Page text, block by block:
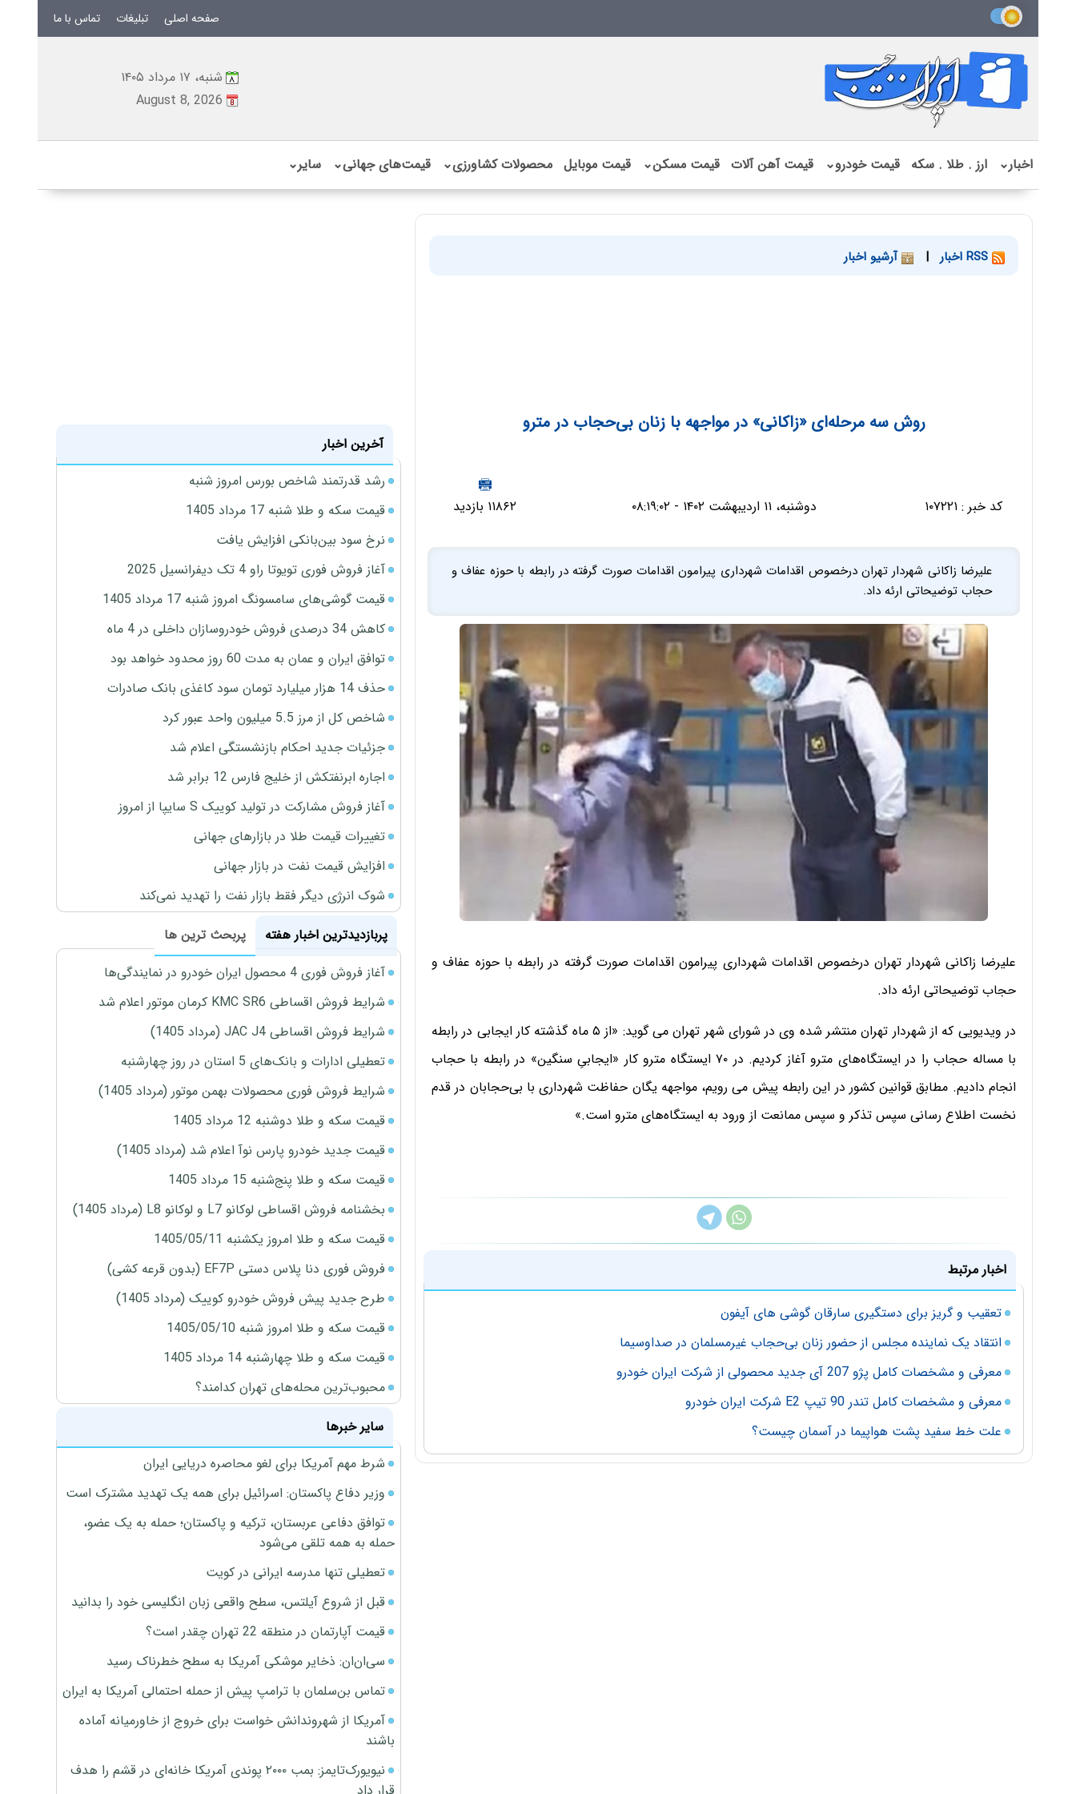
صفحه اصلی تبلیغات تماس با ما
شنبه، ۱۷ مرداد ۱۴۰۵
August 8, 2026
اخبار⌄ ارز . طلا . سکه قیمت خودرو⌄ قیمت آهن آلات قیمت مسکن⌄ قیمت موبایل محصولات کشاورزی⌄ قیمت‌های جهانی⌄ سایر⌄
| آرشیو اخبار
روش سه‌ مرحله‌ای «زاکانی» در مواجهه با زنان بی‌حجاب در مترو
کد خبر :۱۰۷۲۲۱ دوشنبه، ۱۱ اردیبهشت ۱۴۰۲ - ۰۸:۱۹:۰۲ ۱۱۸۶۲ بازدید
علیرضا زاکانی شهردار تهران درخصوص اقدامات شهرداری پیرامون اقدامات صورت گرفته در رابطه با حوزه عفاف و
حجاب توضیحاتی ارئه داد.
علیرضا زاکانی شهردار تهران درخصوص اقدامات شهرداری پیرامون اقدامات صورت گرفته در رابطه با حوزه عفاف و
حجاب توضیحاتی ارئه داد.
در ویدیویی که از شهردار تهران منتشر شده وی در شورای شهر تهران می گوید: «از ۵ ماه گذشته کار ایجابی در رابطه
با مساله حجاب‌ را در ایستگاه‌های مترو آغاز کردیم. در ۷۰ ایستگاه مترو کار «ایجابیِ سنگین» در رابطه با حجاب
انجام دادیم. مطابق قوانین کشور در این رابطه پیش می رویم، مواجهه یگان حفاظت شهرداری با بی‌حجابان‌ در قدم
نخست اطلاع رسانی سپس تذکر و سپس ممانعت از ورود به ایستگاه‌های مترو است.»
اخبار مرتبط
تعقیب و گریز برای دستگیری سارقان گوشی های آیفون
انتقاد یک نماینده مجلس از حضور زنان بی‌حجاب غیرمسلمان در صداوسیما
معرفی و مشخصات کامل پژو 207 آی جدید محصولی از شرکت ایران خودرو
معرفی و مشخصات کامل تندر 90 تیپ E2 شرکت ایران خودرو
علت خط سفید پشت هواپیما در آسمان چیست؟
آخرین اخبار
رشد قدرتمند شاخص بورس امروز شنبه
قیمت سکه و طلا شنبه 17 مرداد 1405
نرخ سود بین‌بانکی افزایش یافت
آغاز فروش فوری تویوتا راو 4 تک دیفرانسیل 2025
قیمت گوشی‌های سامسونگ امروز شنبه 17 مرداد 1405
کاهش 34 درصدی فروش خودروسازان داخلی در 4 ماه
توافق ایران و عمان به مدت 60 روز محدود خواهد بود
حذف 14 هزار میلیارد تومان سود کاغذی بانک صادرات
شاخص کل از مرز 5.5 میلیون واحد عبور کرد
جزئیات جدید احکام بازنشستگی اعلام شد
اجاره ابرنفتکش از خلیج فارس 12 برابر شد
آغاز فروش مشارکت در تولید کوییک S سایپا از امروز
تغییرات قیمت طلا در بازارهای جهانی
افزایش قیمت نفت در بازار جهانی
شوک انرژی دیگر فقط بازار نفت را تهدید نمی‌کند
پربازدیدترین اخبار هفته
پربحث ترین ها
آغاز فروش فوری 4 محصول ایران خودرو در نمایندگی‌ها
شرایط فروش اقساطی KMC SR6 کرمان موتور اعلام شد
شرایط فروش اقساطی JAC J4 (مرداد 1405)
تعطیلی ادارات و بانک‌های 5 استان در روز چهارشنبه
شرایط فروش فوری محصولات بهمن موتور (مرداد 1405)
قیمت سکه و طلا دوشنبه 12 مرداد 1405
قیمت جدید خودرو پارس نوآ اعلام شد (مرداد 1405)
قیمت سکه و طلا پنج‌شنبه 15 مرداد 1405
بخشنامه فروش اقساطی لوکانو L7 و لوکانو L8 (مرداد 1405)
قیمت سکه و طلا امروز یکشنبه 1405/05/11
فروش فوری دنا پلاس دستی EF7P (بدون قرعه کشی)
طرح جدید پیش فروش خودرو کوییک (مرداد 1405)
قیمت سکه و طلا امروز شنبه 1405/05/10
قیمت سکه و طلا چهارشنبه 14 مرداد 1405
محبوب‌ترین محله‌های تهران کدامند؟
سایر خبرها
شرط مهم آمریکا برای لغو محاصره دریایی ایران
وزیر دفاع پاکستان: اسرائیل برای همه یک تهدید مشترک است
توافق دفاعی عربستان، ترکیه و پاکستان؛ حمله به یک عضو،
حمله به همه تلقی می‌شود
تعطیلی تنها مدرسه ایرانی در کویت
قبل از شروع آیلتس، سطح واقعی زبان انگلیسی خود را بدانید
قیمت آپارتمان در منطقه 22 تهران چقدر است؟
سی‌ان‌ان: ذخایر موشکی آمریکا به سطح خطرناک رسید
تماس بن‌سلمان با ترامپ پیش از حمله احتمالی آمریکا به ایران
آمریکا از شهروندانش خواست برای خروج از خاورمیانه آماده
باشند
نیویورک‌تایمز: بمب ۲۰۰۰ پوندی آمریکا خانه‌ای در قشم را هدف